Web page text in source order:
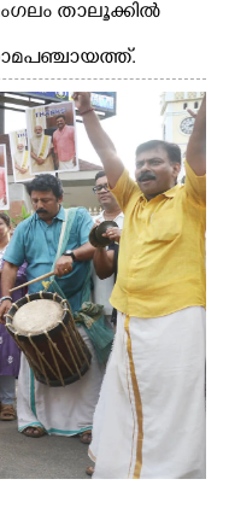
താലൂക്കിൽ
പഞ്ചായത്ത്.
കത്തിപ്പാറ,
മഞ്ചപ്പാറ എന്നീ ആറു
മാർഗമാണ് ഈ